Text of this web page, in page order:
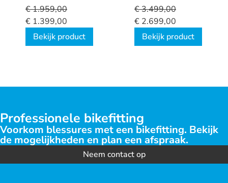
€1.959,00
€ 1.399,00
Bekijk product
€3.499,00
€ 2.699,00
Bekijk product
Professionele bikefitting
Voorkom blessures met een bikefitting. Bekijk
de mogelijkheden en plan een afspraak.
Neem contact op